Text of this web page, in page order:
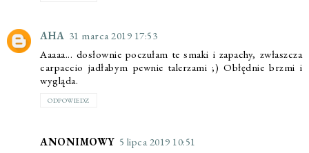
AHA 31 marca 2019 17:53
Aaaaa... dosłownie poczułam te smaki i zapachy, zwłaszcza
carpaccio jadłabym pewnie talerzami ;) Obłędnie brzmi i
wygląda.
ODPOWIEDZ
ANONIMOWY 5 lipca 2019 10:51